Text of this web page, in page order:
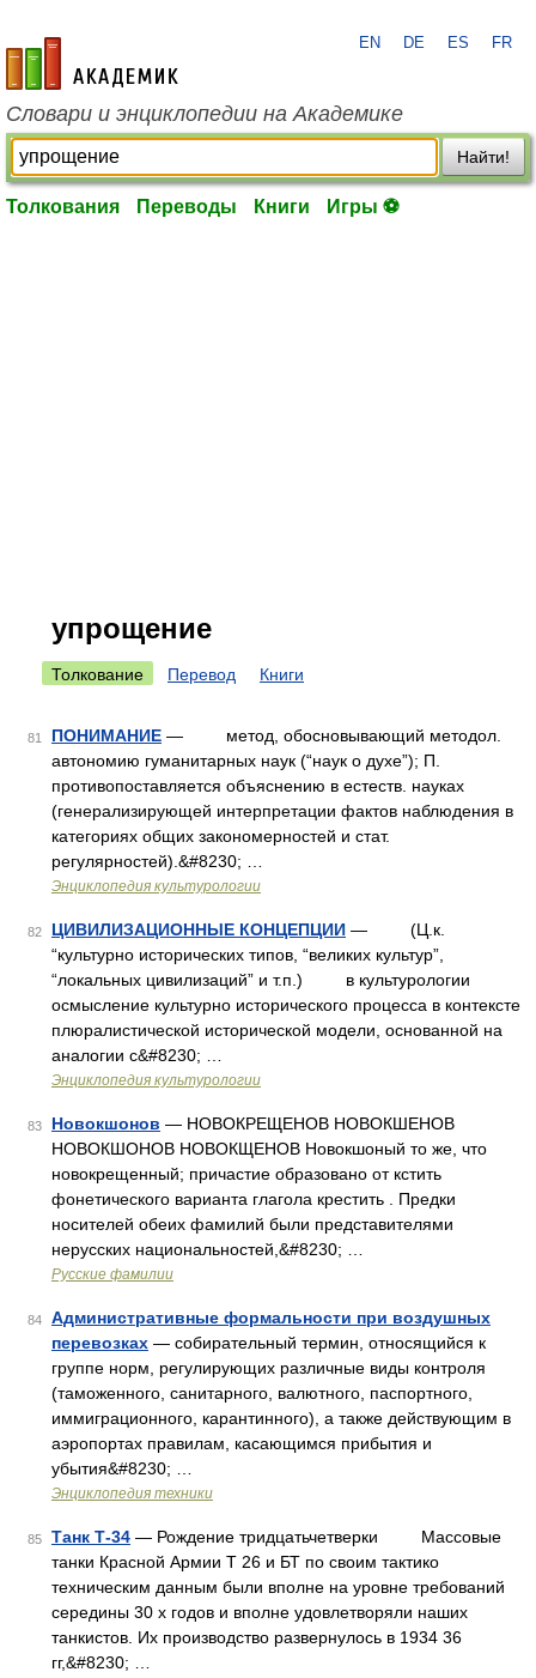
academic.ru
EN DE ES FR
Словари и энциклопедии на Академике
Найти!
Толкования Переводы Книги Игры ⚽
упрощение
Толкование Перевод Книги
81 ПОНИМАНИЕ — метод, обосновывающий методол.
автономию гуманитарных наук (“наук о духе”); П.
противопоставляется объяснению в естеств. науках
(генерализирующей интерпретации фактов наблюдения в
категориях общих закономерностей и стат.
регулярностей).&#8230; …
Энциклопедия культурологии
82 ЦИВИЛИЗАЦИОННЫЕ КОНЦЕПЦИИ — (Ц.к.
“культурно исторических типов, “великих культур”,
“локальных цивилизаций” и т.п.) в культурологии
осмысление культурно исторического процесса в контексте
плюралистической исторической модели, основанной на
аналогии с&#8230; …
Энциклопедия культурологии
83 Новокшонов — НОВОКРЕЩЕНОВ НОВОКШЕНОВ
НОВОКШОНОВ НОВОКЩЕНОВ Новокшоный то же, что
новокрещенный; причастие образовано от кстить
фонетического варианта глагола крестить . Предки
носителей обеих фамилий были представителями
нерусских национальностей,&#8230; …
Русские фамилии
84
Административные формальности при воздушных
перевозках — собирательный термин, относящийся к
группе норм, регулирующих различные виды контроля
(таможенного, санитарного, валютного, паспортного,
иммиграционного, карантинного), а также действующим в
аэропортах правилам, касающимся прибытия и
убытия&#8230; …
Энциклопедия техники
85 Танк Т-34 — Рождение тридцатьчетверки Массовые
танки Красной Армии Т 26 и БТ по своим тактико
техническим данным были вполне на уровне требований
середины 30 х годов и вполне удовлетворяли наших
танкистов. Их производство развернулось в 1934 36
гг,&#8230; …